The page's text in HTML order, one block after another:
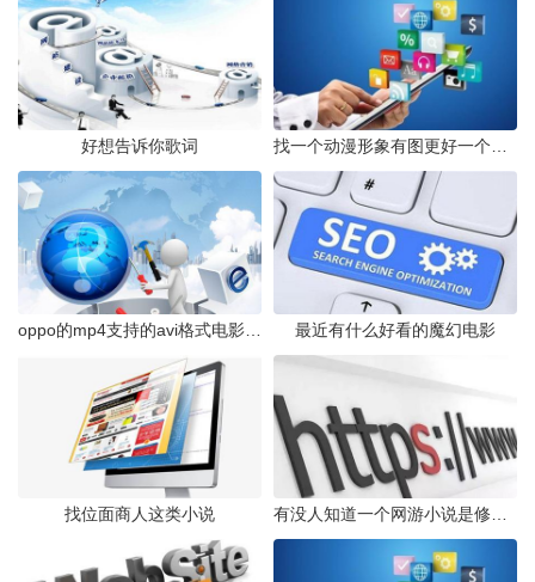
好想告诉你歌词
最近有什么好看的魔幻电影
找位面商人这类小说